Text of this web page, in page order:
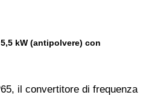
kW (antipolvere) con
il convertitore di frequenza